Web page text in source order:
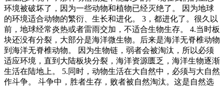
环境被破坏了，因为一些动物和植物已经灭绝了。 因为地球
的环境适合动物的繁衍、生长和进化。 3，都进化了。很久以
前，地球经常炎热或者雷雨交加，不适合生物生存。 4.当时板
块还没有分裂，大部分是海洋微生物。后来是海洋无脊椎动物
到海洋无脊椎动物。 因为生物链，弱者会被淘汰，所以必须
适应环境，直到大陆板块分裂，海洋资源匮乏，海洋生物逐渐
生活在陆地上。 5.同时，动物生活在大自然中，必须与大自然
作斗争。 斗争中，胜者生存，败者被自然淘汰。这是自然选